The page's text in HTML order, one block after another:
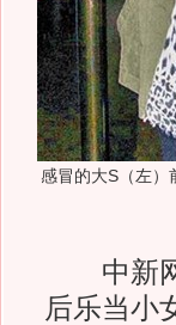
感冒的大S（左）
中新网1
后乐当小